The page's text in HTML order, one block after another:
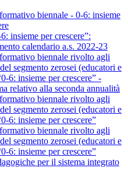
biennale - 0-6: insieme
insieme per crescere”:
calendario a.s. 2022-23
biennale rivolto agli
segmento zerosei (educatori e
6: insieme per crescere” -
relativo alla seconda annualità
biennale rivolto agli
segmento zerosei (educatori e
6: insieme per crescere”
biennale rivolto agli
segmento zerosei (educatori e
6: insieme per crescere”
per il sistema integrato